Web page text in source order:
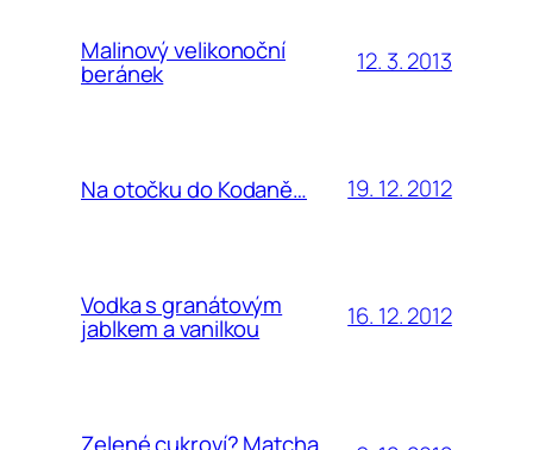
Malinový velikonoční
beránek 12. 3. 2013
Na otočku do Kodaně… 19. 12. 2012
Vodka s granátovým
jablkem a vanilkou 16. 12. 2012
Zelené cukroví? Matcha